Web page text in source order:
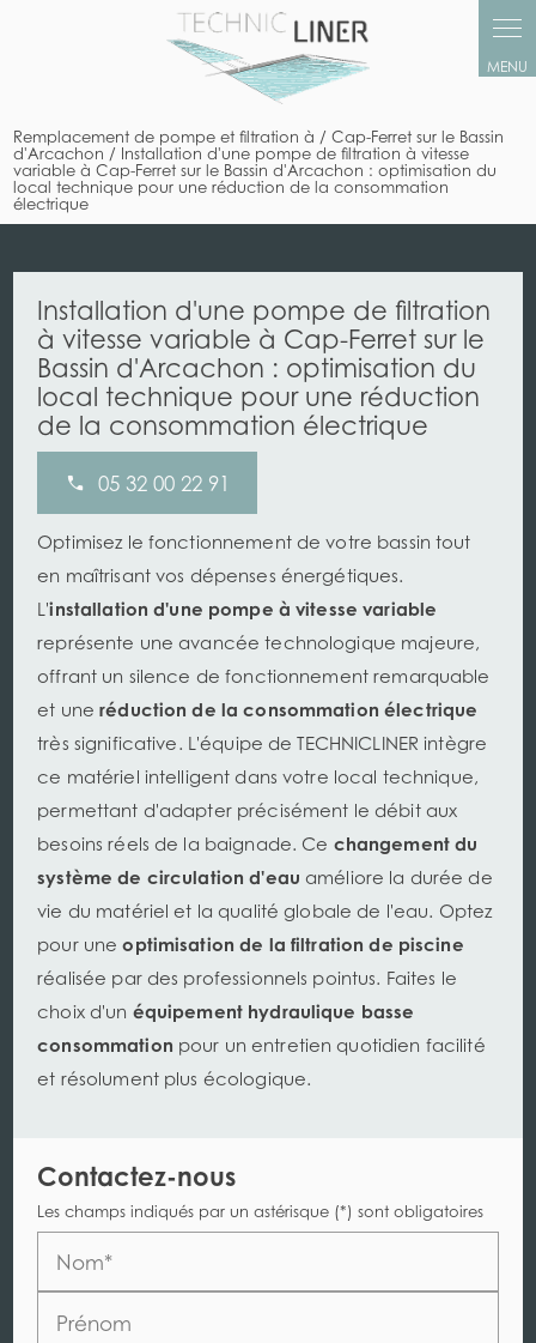
Remplacement de pompe et filtration à / Cap-Ferret sur le Bassin
d'Arcachon / Installation d'une pompe de filtration à vitesse
variable à Cap-Ferret sur le Bassin d'Arcachon : optimisation du
local technique pour une réduction de la consommation
électrique
Installation d'une pompe de filtration
à vitesse variable à Cap-Ferret sur le
Bassin d'Arcachon : optimisation du
local technique pour une réduction
de la consommation électrique
05 32 00 22 91
Optimisez le fonctionnement de votre bassin tout
en maîtrisant vos dépenses énergétiques.
L'installation d'une pompe à vitesse variable
représente une avancée technologique majeure,
offrant un silence de fonctionnement remarquable
et uneréduction de la consommation électrique
très significative. L'équipe de TECHNICLINER intègre
ce matériel intelligent dans votre local technique,
permettant d'adapter précisément le débit aux
besoins réels de la baignade. Ce changement du
système de circulation d'eau améliore la durée de
vie du matériel et la qualité globale de l'eau. Optez
pour uneoptimisation de la filtration de piscine
réalisée par des professionnels pointus. Faites le
choix d'un équipement hydraulique basse
consommation pour un entretien quotidien facilité
et résolument plus écologique.
Contactez-nous
Les champs indiqués par un astérisque (*) sont obligatoires
Nom*
Prénom
Panneau de gestion des cookies